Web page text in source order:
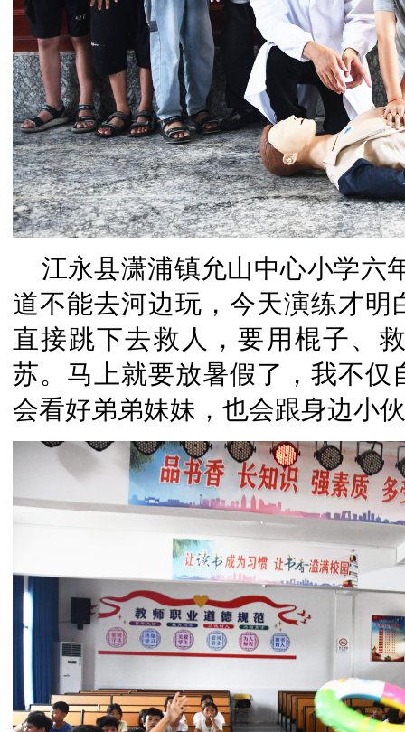
江永县潇浦镇允山中心小学六
道不能去河边玩，今天演练才
直接跳下去救人，要用棍子、
苏。马上就要放暑假了，我不
会看好弟弟妹妹，也会跟身边小